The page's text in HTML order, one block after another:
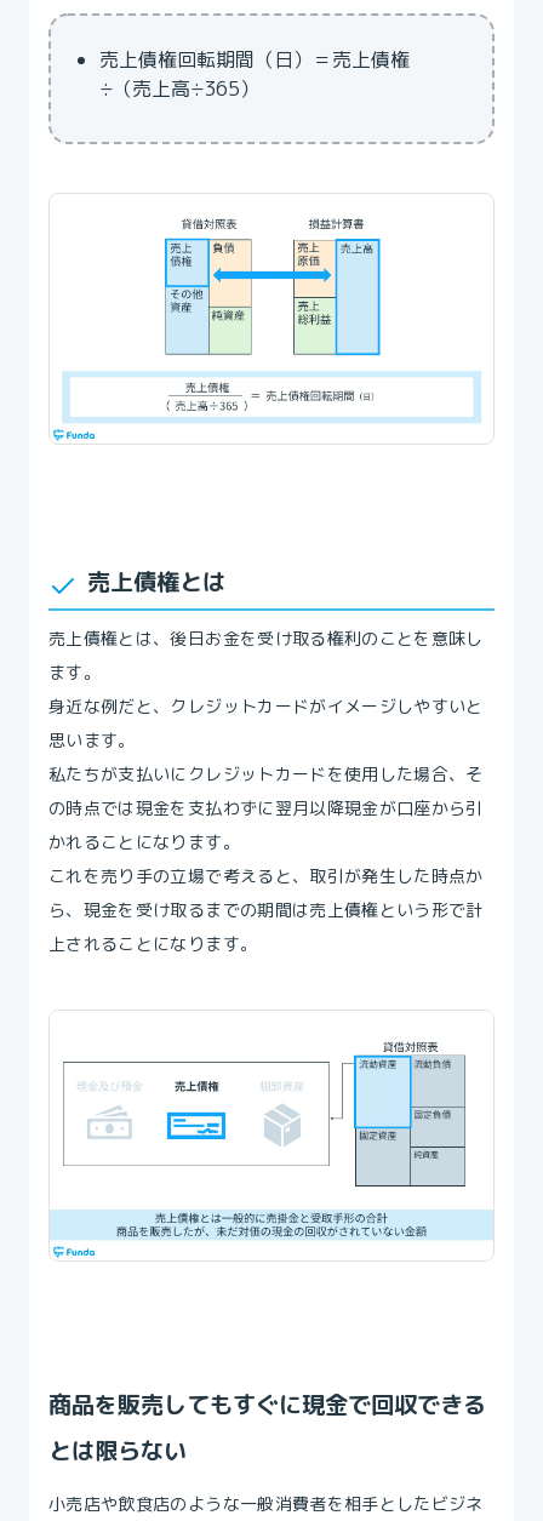
売上債権回転期間（日）＝売上債権
÷（売上高÷365）
売上債権とは
売上債権とは、後日お金を受け取る権利のことを意味し
ます。
身近な例だと、クレジットカードがイメージしやすいと
思います。
私たちが支払いにクレジットカードを使用した場合、そ
の時点では現金を支払わずに翌月以降現金が口座から引
かれることになります。
これを売り手の立場で考えると、取引が発生した時点か
ら、現金を受け取るまでの期間は売上債権という形で計
上されることになります。
商品を販売してもすぐに現金で回収できる
とは限らない
小売店や飲食店のような一般消費者を相手としたビジネ